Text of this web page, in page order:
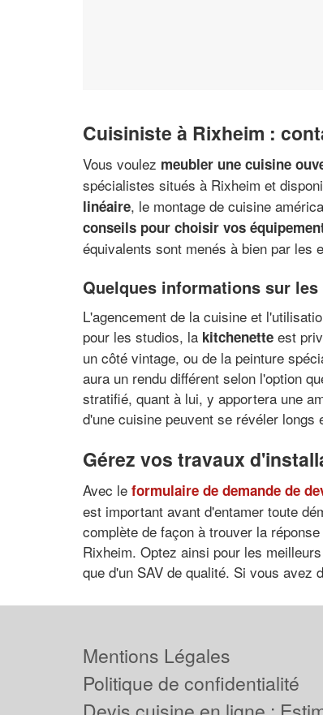
Cuisiniste à Rixheim :
Vous voulez meubler une cuisine
spécialistes situés à Rixheim et
linéaire, le montage de cuisine
conseils pour choisir vos
équivalents sont menés à bien par les
Quelques informations sur
L'agencement de la cuisine et
pour les studios, la kitchenette est
un côté vintage, ou de la peinture
aura un rendu différent selon l'option
stratifié, quant à lui, y apportera une
d'une cuisine peuvent se révéler longs
Gérez vos travaux
Avec le formulaire de demande de
est important avant d'entamer toute
complète de façon à trouver la
Rixheim. Optez ainsi pour les
que d'un SAV de qualité. Si vous
Mentions Légales
Politique de confidentialité